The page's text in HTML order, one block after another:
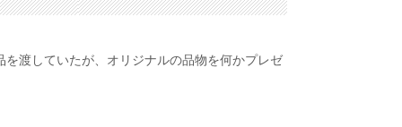
渡していたが、オリジナルの品物を何かプレゼ